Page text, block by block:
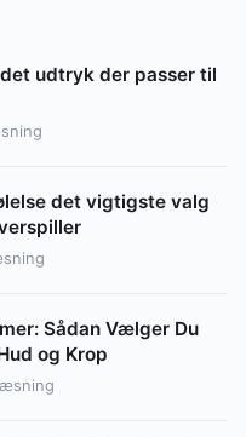
udtryk der passer til
det vigtigste valg
Sådan Vælger Du
og Krop